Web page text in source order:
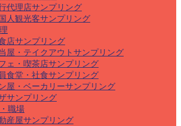
代理店サンプリング
人観光客サンプリング
店サンプリング
屋・テイクアウトサンプリング
ェ・喫茶店サンプリング
食堂・社食サンプリング
屋・ベーカリーサンプリング
サンプリング
職場
産屋サンプリング